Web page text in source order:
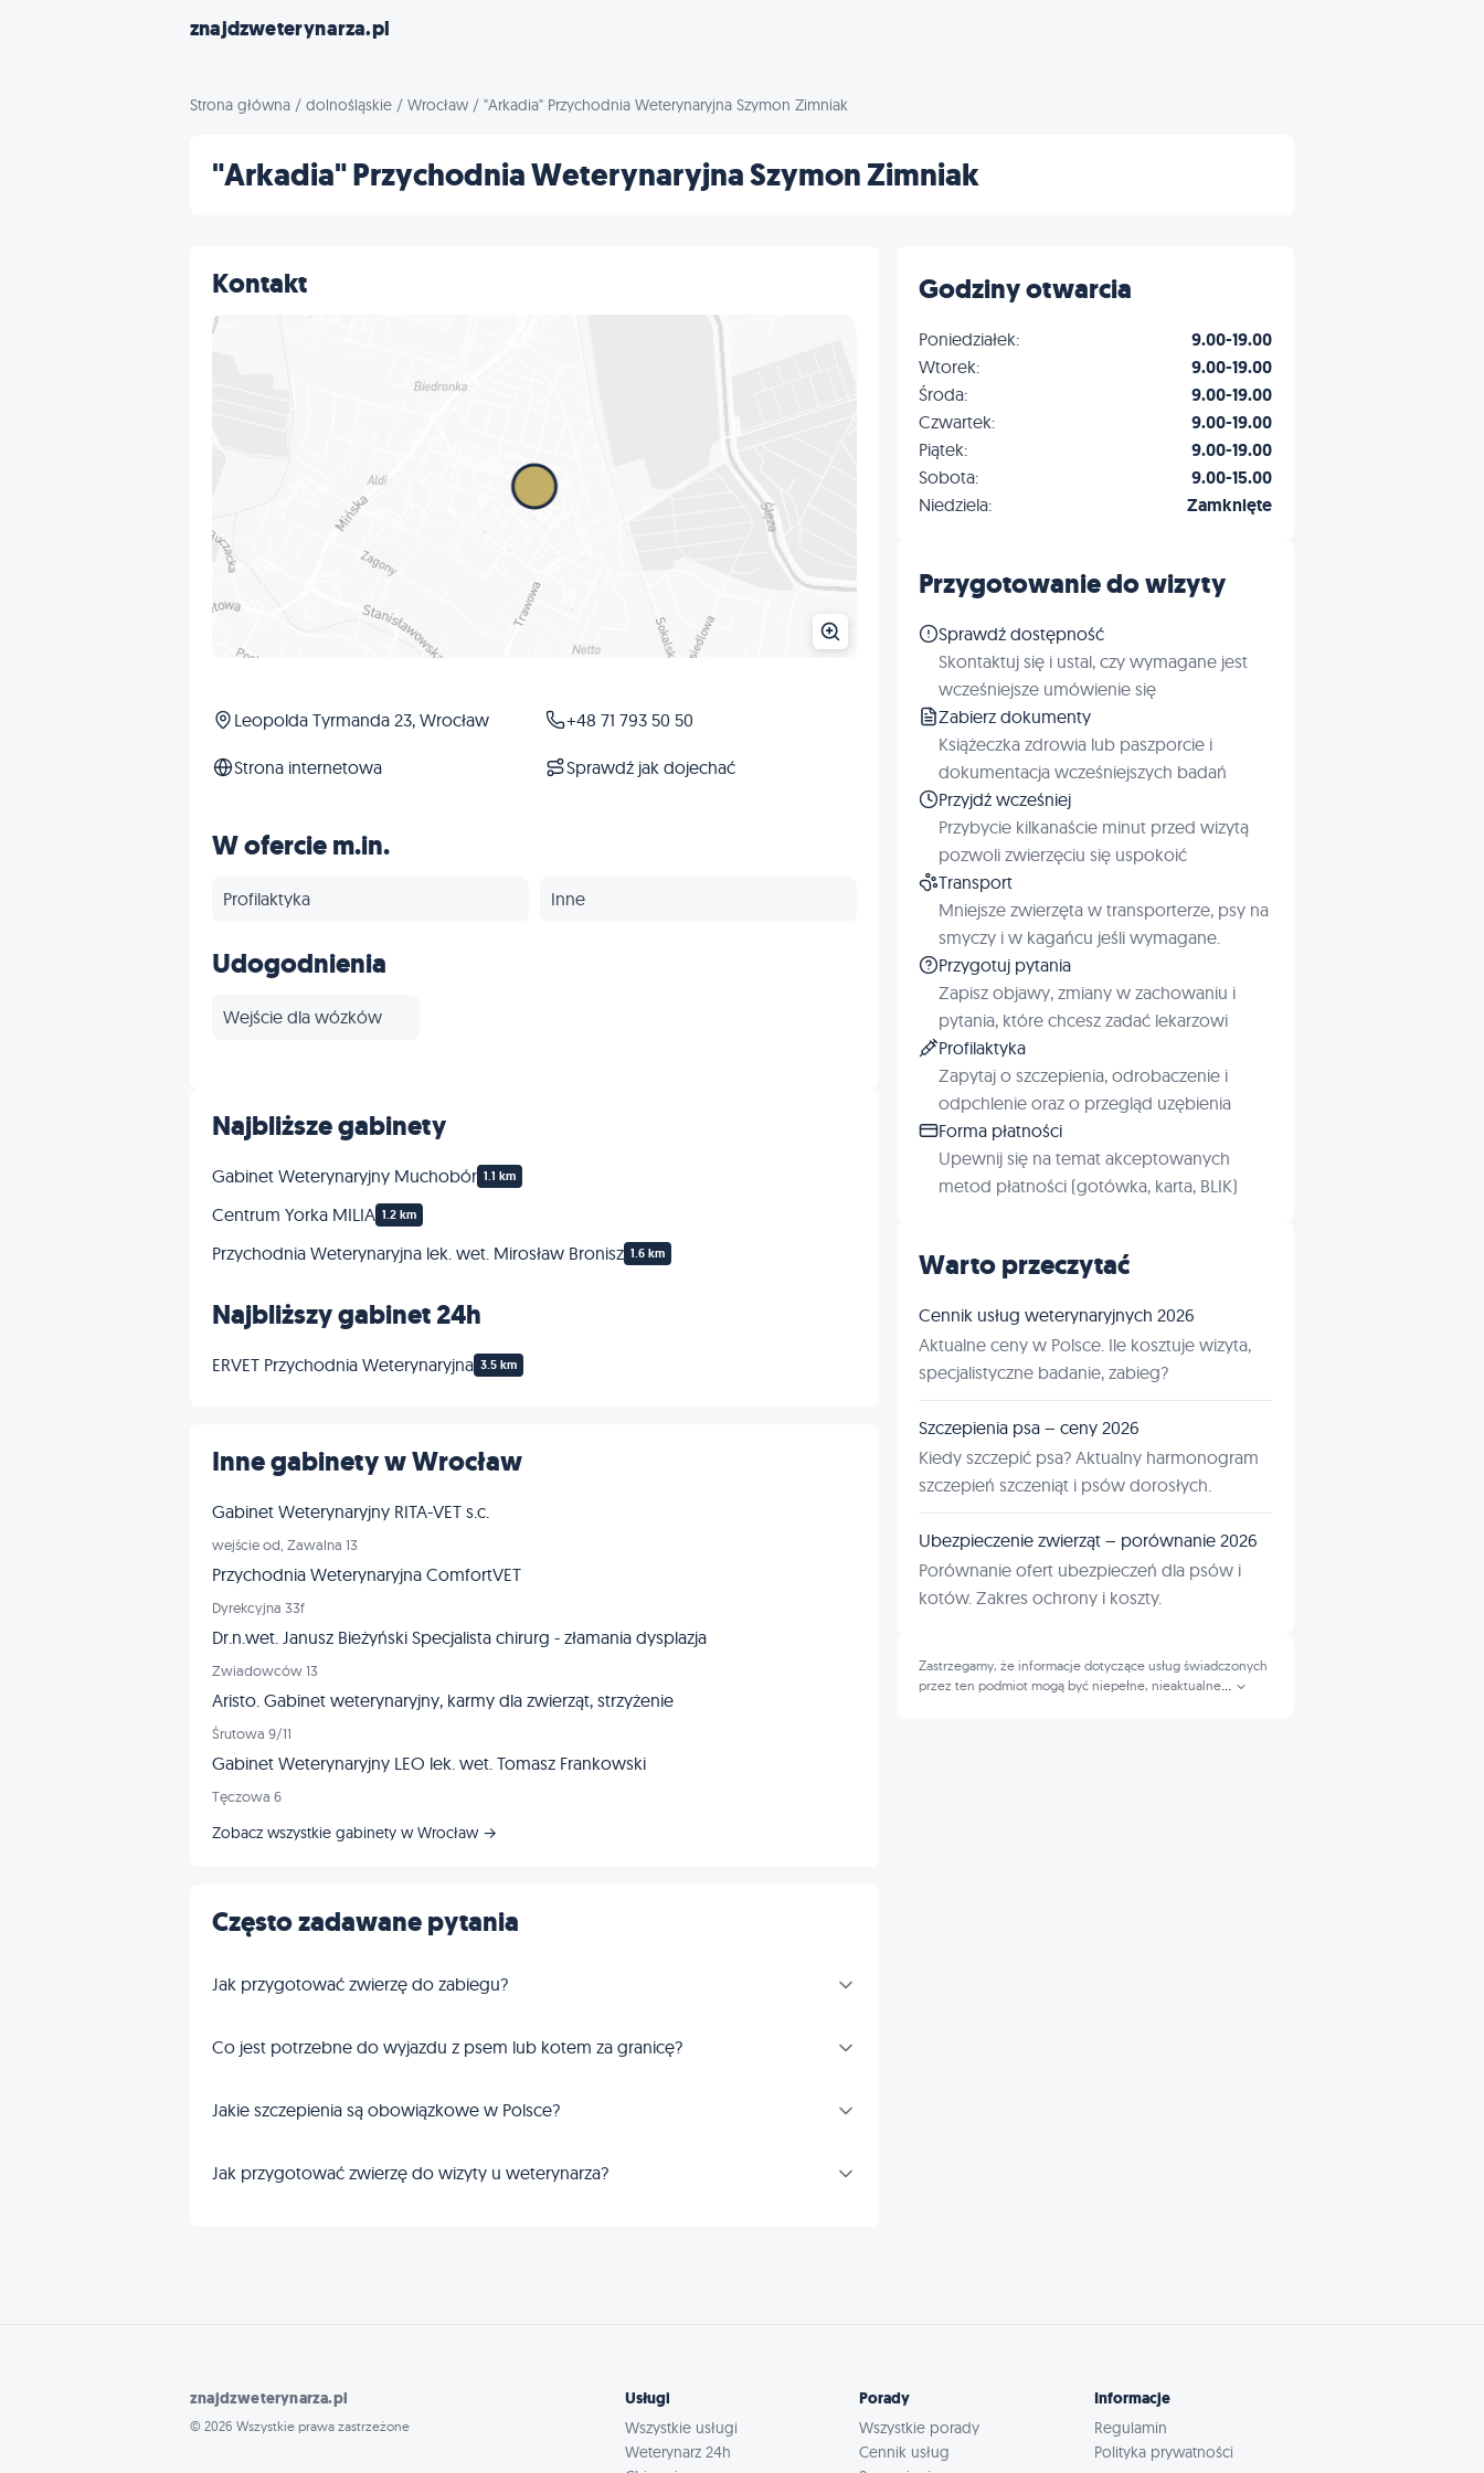
znajdzweterynarza.pl
Strona główna / dolnośląskie / Wrocław/ "Arkadia" Przychodnia Weterynaryjna Szymon Zimniak
"Arkadia" Przychodnia Weterynaryjna Szymon Zimniak
Kontakt
Leopolda Tyrmanda 23, Wrocław +48 71 793 50 50
Strona internetowa Sprawdź jak dojechać
W ofercie m.in.
Profilaktyka Inne
Udogodnienia
Wejście dla wózków
Najbliższe gabinety
Gabinet Weterynaryjny Muchobór 1.1 km
Centrum Yorka MILIA 1.2 km
Przychodnia Weterynaryjna lek. wet. Mirosław Bronisz 1.6 km
Najbliższy gabinet 24h
ERVET Przychodnia Weterynaryjna 3.5 km
Inne gabinety w Wrocław
Gabinet Weterynaryjny RITA-VET s.c.
wejście od, Zawalna 13
Przychodnia Weterynaryjna ComfortVET
Dyrekcyjna 33f
Dr.n.wet. Janusz Bieżyński Specjalista chirurg - złamania dysplazja
Zwiadowców 13
Aristo. Gabinet weterynaryjny, karmy dla zwierząt, strzyżenie
Śrutowa 9/11
Gabinet Weterynaryjny LEO lek. wet. Tomasz Frankowski
Tęczowa 6
Zobacz wszystkie gabinety w Wrocław →
Często zadawane pytania
Jak przygotować zwierzę do zabiegu?
Co jest potrzebne do wyjazdu z psem lub kotem za granicę?
Jakie szczepienia są obowiązkowe w Polsce?
Jak przygotować zwierzę do wizyty u weterynarza?
Godziny otwarcia
Poniedziałek: 9.00-19.00
Wtorek: 9.00-19.00
Środa: 9.00-19.00
Czwartek: 9.00-19.00
Piątek: 9.00-19.00
Sobota: 9.00-15.00
Niedziela: Zamknięte
Przygotowanie do wizyty
Sprawdź dostępność
Skontaktuj się i ustal, czy wymagane jest
wcześniejsze umówienie się
Zabierz dokumenty
Książeczka zdrowia lub paszporcie i
dokumentacja wcześniejszych badań
Przyjdź wcześniej
Przybycie kilkanaście minut przed wizytą
pozwoli zwierzęciu się uspokoić
Transport
Mniejsze zwierzęta w transporterze, psy na
smyczy i w kagańcu jeśli wymagane.
Przygotuj pytania
Zapisz objawy, zmiany w zachowaniu i
pytania, które chcesz zadać lekarzowi
Profilaktyka
Zapytaj o szczepienia, odrobaczenie i
odpchlenie oraz o przegląd uzębienia
Forma płatności
Upewnij się na temat akceptowanych
metod płatności (gotówka, karta, BLIK)
Warto przeczytać
Cennik usług weterynaryjnych 2026
Aktualne ceny w Polsce. Ile kosztuje wizyta,
specjalistyczne badanie, zabieg?
Szczepienia psa – ceny 2026
Kiedy szczepić psa? Aktualny harmonogram
szczepień szczeniąt i psów dorosłych.
Ubezpieczenie zwierząt – porównanie 2026
Porównanie ofert ubezpieczeń dla psów i
kotów. Zakres ochrony i koszty.
Zastrzegamy, że informacje dotyczące usług świadczonych
przez ten podmiot mogą być niepełne, nieaktualne...
znajdzweterynarza.pl
© 2026 Wszystkie prawa zastrzeżone
Usługi
Wszystkie usługi
Weterynarz 24h
Porady
Wszystkie porady
Cennik usług
Informacje
Regulamin
Polityka prywatności